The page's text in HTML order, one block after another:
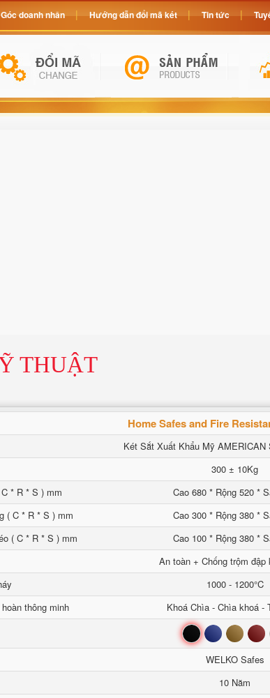
THUẬT
Home Safes and Fire
Két Sắt Xuất Khẩu Mỹ
300 ± 10Kg
* R * S ) mm
Cao 680 * Rộng 520 *
( C * R * S ) mm
Cao 300 * Rộng 380 *
( C * R * S ) mm
Cao 100 * Rộng 380 *
An toàn + Chống trộm đập
1000 - 1200°C
thông minh
Khoá Chìa - Chìa khoá -
Đen Xanh Nâu Đỏ
WELKO Safes
10 Năm
Góc doanh nhân Hướng dẫn đổi mã két Tin tức